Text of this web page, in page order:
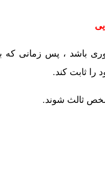
باشد ، پس زمانی
را ثابت کند.
شخص ثالث شوند.